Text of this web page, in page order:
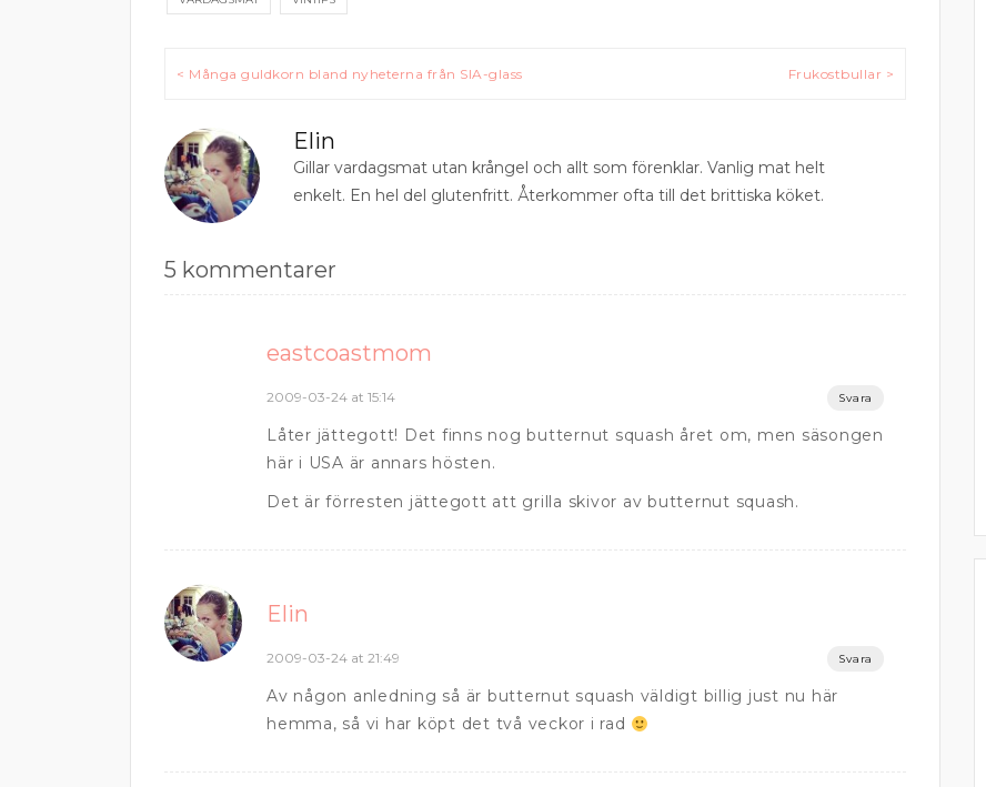
Inläggsnavigering
< Många guldkorn bland nyheterna från SIA-glass Frukostbullar >
Elin
Gillar vardagsmat utan krångel och allt som förenklar. Vanlig mat helt
enkelt. En hel del glutenfritt. Återkommer ofta till det brittiska köket.
5 kommentarer
eastcoastmom
2009-03-24 at 15:14 Svara
Låter jättegott! Det finns nog butternut squash året om, men säsongen
här i USA är annars hösten.
Det är förresten jättegott att grilla skivor av butternut squash.
Elin
2009-03-24 at 21:49 Svara
Av någon anledning så är butternut squash väldigt billig just nu här
hemma, så vi har köpt det två veckor i rad